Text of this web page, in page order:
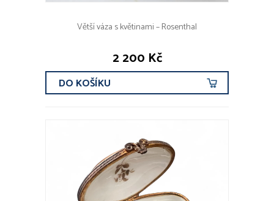
Větší váza s květinami – Rosenthal
2 200 Kč
DO KOŠÍKU